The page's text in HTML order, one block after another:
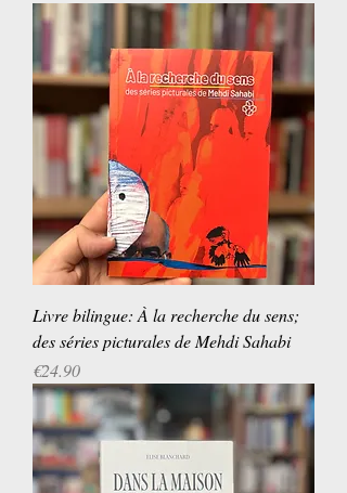
Livre bilingue: À la recherche du sens;
des séries picturales de Mehdi Sahabi
Price
€24.90